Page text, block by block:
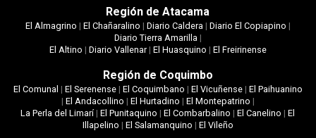
Región de Atacama
El Almagrino | El Chañaralino | Diario Caldera | Diario El Copiapino |
Diario Tierra Amarilla |
El Altino | Diario Vallenar| El Huasquino | El Freirinense
Región de Coquimbo
El Comunal | El Serenense| El Coquimbano | El Vicuñense| El Paihuanino
| El Andacollino | El Hurtadino | El Montepatrino |
La Perla del Limarí|El Punitaquino |El Combarbalino |El Canelino |El
Illapelino | El Salamanquino | El Vileño